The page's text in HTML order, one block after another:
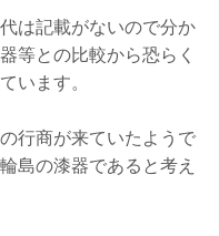
は記載がないので分か
等との比較から恐らく
います。
行商が来ていたようで
島の漆器であると考え